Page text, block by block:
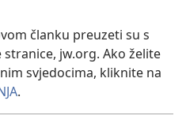
članku preuzeti su s
jw.org. Ako želite
svjedocima, kliknite na
.